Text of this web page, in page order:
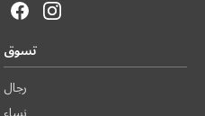
تسوق
رجال
نساء